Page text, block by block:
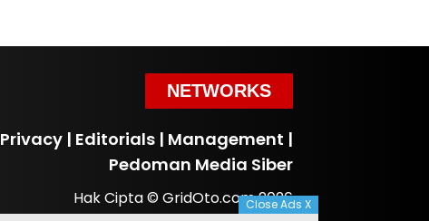
Close Ads X
NETWORKS
Privacy | Editorials | Management |
Pedoman Media Siber
Hak Cipta © GridOto.com 2026